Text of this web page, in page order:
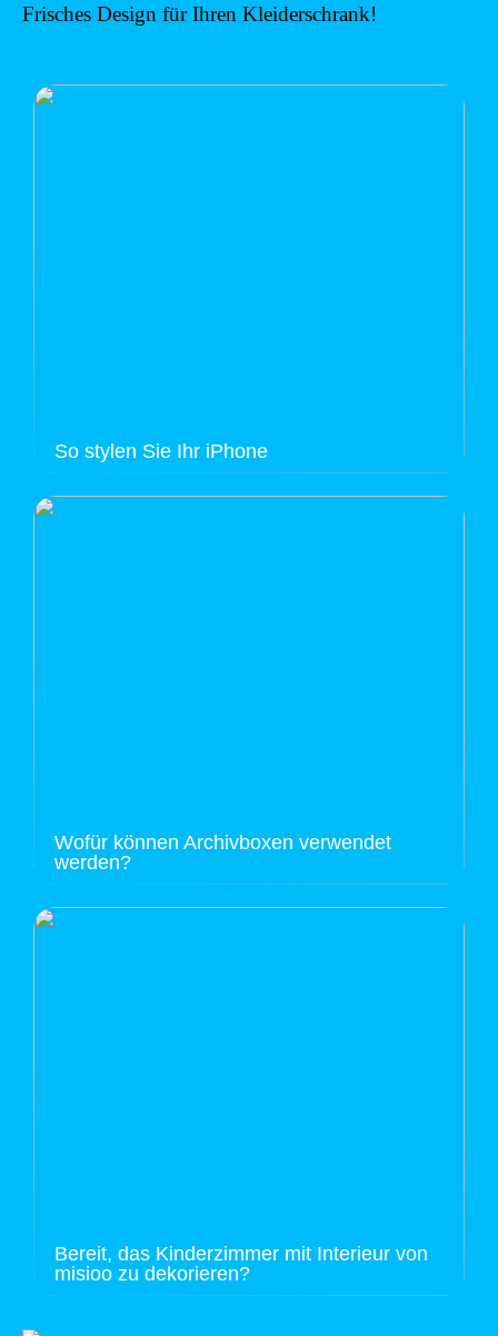
Frisches Design für Ihren Kleiderschrank!
So stylen Sie Ihr iPhone
Wofür können Archivboxen verwendet
werden?
Bereit, das Kinderzimmer mit Interieur von
misioo zu dekorieren?